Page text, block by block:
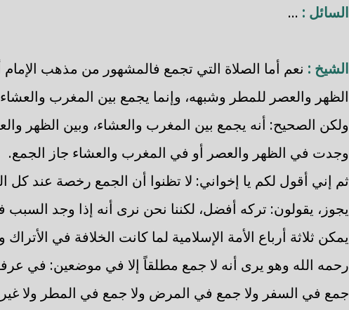
السائل : ...
الشيخ : نعم أما الصلاة التي تجمع فالمشهور من مذهب الإمام
الظهر والعصر للمطر وشبهه، وإنما يجمع بين المغرب والعشاء
ولكن الصحيح: أنه يجمع بين المغرب والعشاء، وبين الظهر
وجدت في الظهر والعصر أو في المغرب والعشاء جاز الجمع.
ثم إني أقول لكم يا إخواني: لا تظنوا أن الجمع رخصة عند كل
يجوز، يقولون: تركه أفضل، لكننا نحن نرى أنه إذا وجد
يمكن ثلاثة أرباع الأمة الإسلامية لما كانت الخلافة في
رحمه الله وهو يرى أنه لا جمع مطلقاً إلا في موضعين: في
جمع في السفر ولا جمع في المرض ولا جمع في المطر ولا غير